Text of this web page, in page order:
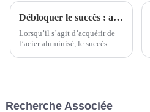
Débloquer le succès : aspects clés de l’achat d’acier aluminisé
Lorsqu’il s’agit d’acquérir de
l’acier aluminisé, le succès
chaque étape joue un rôle
Recherche Associée